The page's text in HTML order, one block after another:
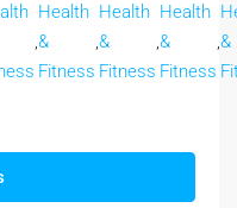
,
Health
&
Fitness
,
Health
&
Fitness
,
Health
&
Fitness
,&